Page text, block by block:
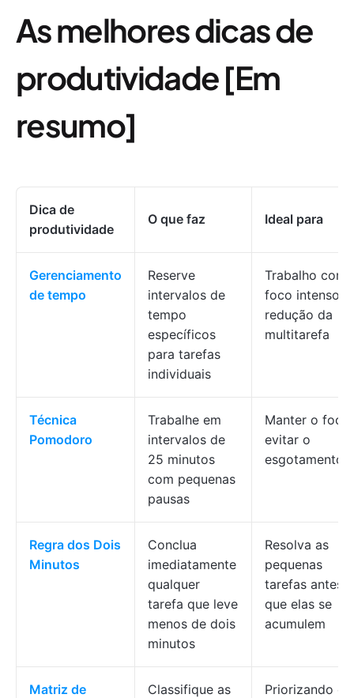
As melhores dicas de
produtividade [Em
resumo]
Dica de
produtividade
O que faz Ideal para
Gerenciamento
de tempo
Reserve
intervalos de
tempo
específicos
para tarefas
individuais
Trabalho com
foco intenso e
redução da
multitarefa
Técnica
Pomodoro
Trabalhe em
intervalos de
25 minutos
com pequenas
pausas
Manter o foco
evitar o
esgotamento
Regra dos Dois
Minutos
Conclua
imediatamente
qualquer
tarefa que leve
menos de dois
minutos
Resolva as
pequenas
tarefas antes
que elas se
acumulem
Matriz de
Classifique as
Priorizando o